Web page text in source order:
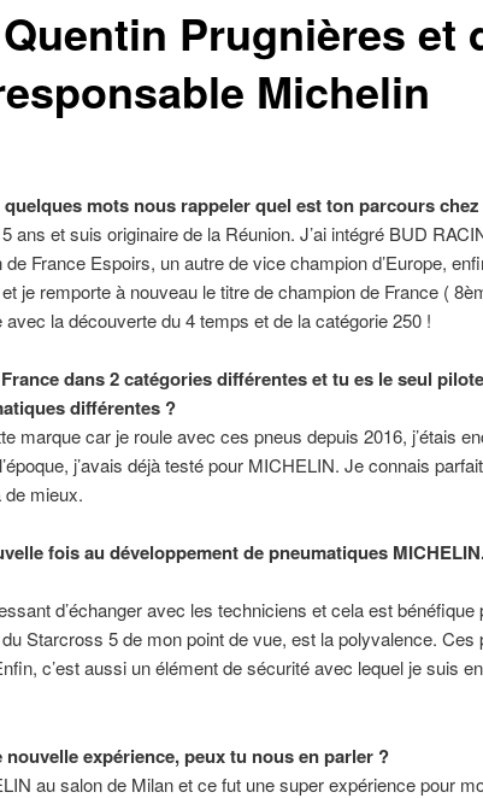
Prugnières et
Michelin
mots nous rappeler quel est ton parcours
ans et suis originaire de la Réunion. J’ai intégré BUD
France Espoirs, un autre de vice champion d’Europe,
je remporte à nouveau le titre de champion de France (
avec la découverte du 4 temps et de la catégorie 250 !
dans 2 catégories différentes et tu es le seul
différentes ?
marque car je roule avec ces pneus depuis 2016, j’étais
j’avais déjà testé pour MICHELIN. Je connais
de mieux.
fois au développement de pneumatiques
d’échanger avec les techniciens et cela est
Starcross 5 de mon point de vue, est la polyvalence. Ces
c’est aussi un élément de sécurité avec lequel je suis
nouvelle expérience, peux tu nous en parler ?
au salon de Milan et ce fut une super expérience pour